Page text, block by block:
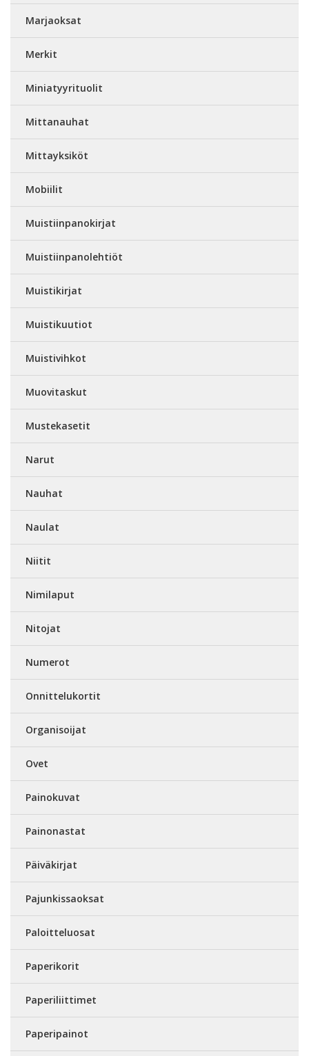
Marjaoksat
Merkit
Miniatyyrituolit
Mittanauhat
Mittayksiköt
Mobiilit
Muistiinpanokirjat
Muistiinpanolehtiöt
Muistikirjat
Muistikuutiot
Muistivihkot
Muovitaskut
Mustekasetit
Narut
Nauhat
Naulat
Niitit
Nimilaput
Nitojat
Numerot
Onnittelukortit
Organisoijat
Ovet
Painokuvat
Painonastat
Päiväkirjat
Pajunkissaoksat
Paloitteluosat
Paperikorit
Paperiliittimet
Paperipainot